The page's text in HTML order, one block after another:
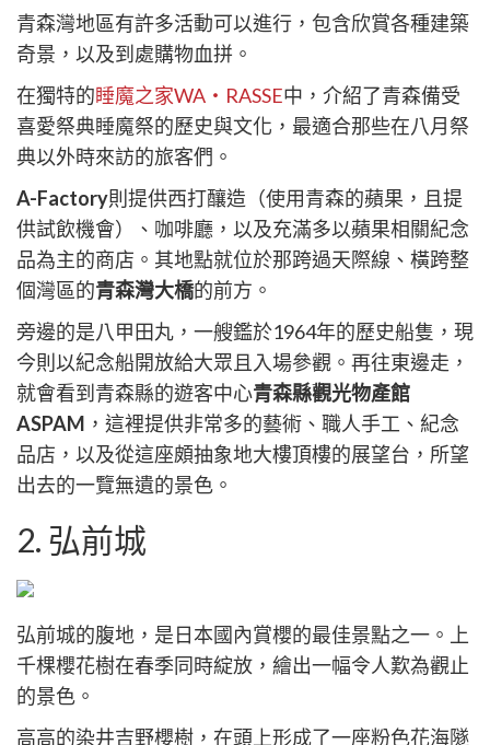
青森灣地區有許多活動可以進行，包含欣賞各種建築
奇景，以及到處購物血拼。
在獨特的睡魔之家WA・RASSE中，介紹了青森備受
喜愛祭典睡魔祭的歷史與文化，最適合那些在八月祭
典以外時來訪的旅客們。
A-Factory則提供西打釀造（使用青森的蘋果，且提
供試飲機會）、咖啡廳，以及充滿多以蘋果相關紀念
品為主的商店。其地點就位於那跨過天際線、橫跨整
個灣區的青森灣大橋的前方。
旁邊的是八甲田丸，一艘鑑於1964年的歷史船隻，現
今則以紀念船開放給大眾且入場參觀。再往東邊走，
就會看到青森縣的遊客中心青森縣觀光物產館
ASPAM ，這裡提供非常多的藝術、職人手工、紀念
品店，以及從這座頗抽象地大樓頂樓的展望台，所望
出去的一覽無遺的景色。
2. 弘前城
弘前城的腹地，是日本國內賞櫻的最佳景點之一。上
千棵櫻花樹在春季同時綻放，繪出一幅令人歎為觀止
的景色。
高高的染井吉野櫻樹，在頭上形成了一座粉色花海隧